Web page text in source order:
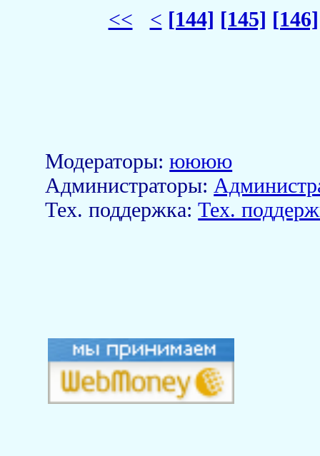
<< < [144] [145] [146]
Модераторы:юююю
Aдминистраторы:
Тех. поддержка:Тех.